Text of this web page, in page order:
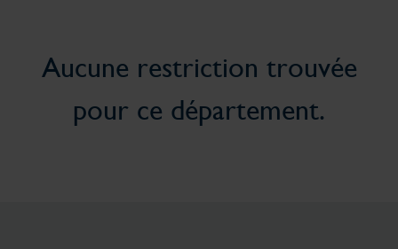
Aucune restriction trouvée
pour ce département.